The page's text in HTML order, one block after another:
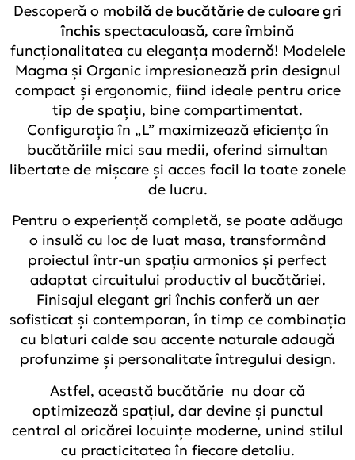
Descoperă o mobilă de bucătărie de culoare gri
închis spectaculoasă, care îmbină
funcționalitatea cu eleganța modernă! Modelele
Magma și Organic impresionează prin designul
compact și ergonomic, fiind ideale pentru orice
tip de spațiu, bine compartimentat.
Configurația în „L” maximizează eficiența în
bucătăriile mici sau medii, oferind simultan
libertate de mișcare și acces facil la toate zonele
de lucru.
Pentru o experiență completă, se poate adăuga
o insulă cu loc de luat masa, transformând
proiectul într-un spațiu armonios și perfect
adaptat circuitului productiv al bucătăriei.
Finisajul elegant gri închis conferă un aer
sofisticat și contemporan, în timp ce combinația
cu blaturi calde sau accente naturale adaugă
profunzime și personalitate întregului design.
Astfel, această bucătărie nu doar că
optimizează spațiul, dar devine și punctul
central al oricărei locuințe moderne, unind stilul
cu practicitatea în fiecare detaliu.